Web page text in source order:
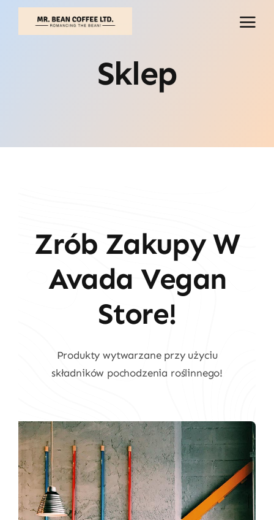
Przejdź
Sklep
Zrób Zakupy W
Avada Vegan
Store!
Produkty wytwarzane przy użyciu
składników pochodzenia roślinnego!